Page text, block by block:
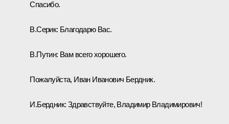
Спасибо.
В.Серик: Благодарю Вас.
В.Путин: Вам всего хорошего.
Пожалуйста, Иван Иванович Бердник.
И.Бердник: Здравствуйте, Владимир Владимирович!